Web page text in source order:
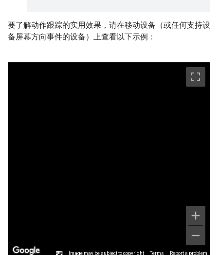
要了解动作跟踪的实用效果，请在移动设备（或任何支持设
备屏幕方向事件的设备）上查看以下示例：